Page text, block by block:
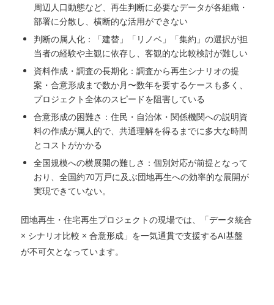
周辺人口動態など、再生判断に必要なデータが各組織・
部署に分散し、横断的な活用ができない
判断の属人化：「建替」「リノベ」「集約」の選択が担
当者の経験や主観に依存し、客観的な比較検討が難しい
資料作成・調査の長期化：調査から再生シナリオの提
案・合意形成まで数か月〜数年を要するケースも多く、
プロジェクト全体のスピードを阻害している
合意形成の困難さ：住民・自治体・関係機関への説明資
料の作成が属人的で、共通理解を得るまでに多大な時間
とコストがかかる
全国規模への横展開の難しさ：個別対応が前提となって
おり、全国約70万戸に及ぶ団地再生への効率的な展開が
実現できていない。
団地再生・住宅再生プロジェクトの現場では、「データ統合
× シナリオ比較 × 合意形成」を一気通貫で支援するAI基盤
が不可欠となっています。